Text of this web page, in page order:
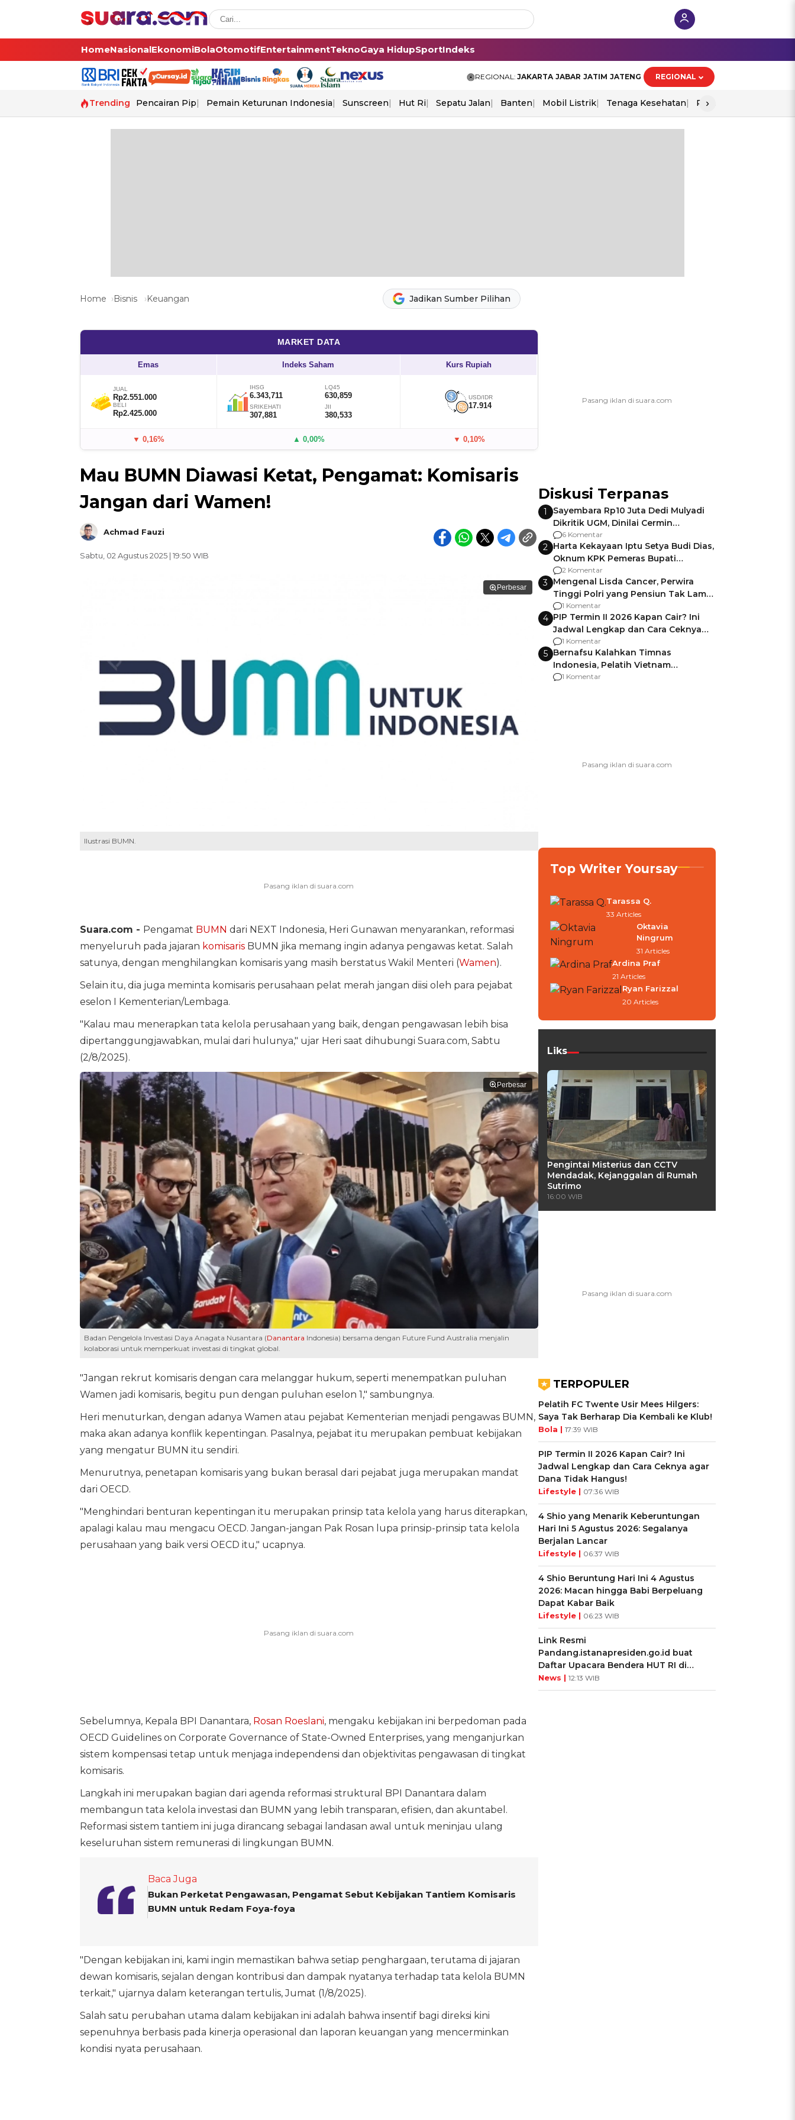
HomeNasionalEkonomiBolaOtomotifEntertainmentTeknoGaya HidupSportIndeks
REGIONAL: JAKARTA JABAR JATIM JATENG REGIONAL
Trending Pencairan Pip Pemain Keturunan Indonesia Sunscreen Hut Ri Sepatu Jalan Banten Mobil Listrik Tenaga Kesehatan Perang As-Iran
›
Home Bisnis Keuangan Jadikan Sumber Pilihan
MARKET DATA
Emas Indeks Saham Kurs Rupiah
JUAL
Rp2.551.000
BELI
Rp2.425.000
IHSG
6.343,711
LQ45
630,859
SRIKEHATI
307,881
JII
380,533
USD/IDR
17.914
▼ 0,16% ▲ 0,00% ▼ 0,10%
Mau BUMN Diawasi Ketat, Pengamat: Komisaris
Jangan dari Wamen!
Achmad Fauzi
Sabtu, 02 Agustus 2025 | 19:50 WIB
Perbesar
Ilustrasi BUMN.
Suara.com - Pengamat BUMN dari NEXT Indonesia, Heri Gunawan menyarankan, reformasi
menyeluruh pada jajaran komisarisBUMN jika memang ingin adanya pengawas ketat. Salah
satunya, dengan menghilangkan komisaris yang masih berstatus Wakil Menteri (Wamen).
Selain itu, dia juga meminta komisaris perusahaan pelat merah jangan diisi oleh para pejabat
eselon I Kementerian/Lembaga.
"Kalau mau menerapkan tata kelola perusahaan yang baik, dengan pengawasan lebih bisa
dipertanggungjawabkan, mulai dari hulunya," ujar Heri saat dihubungi Suara.com, Sabtu
(2/8/2025).
Perbesar
Badan Pengelola Investasi Daya Anagata Nusantara (Danantara Indonesia) bersama dengan Future Fund Australia menjalin
kolaborasi untuk memperkuat investasi di tingkat global.
"Jangan rekrut komisaris dengan cara melanggar hukum, seperti menempatkan puluhan
Wamen jadi komisaris, begitu pun dengan puluhan eselon 1," sambungnya.
Heri menuturkan, dengan adanya Wamen atau pejabat Kementerian menjadi pengawas BUMN,
maka akan adanya konflik kepentingan. Pasalnya, pejabat itu merupakan pembuat kebijakan
yang mengatur BUMN itu sendiri.
Menurutnya, penetapan komisaris yang bukan berasal dari pejabat juga merupakan mandat
dari OECD.
"Menghindari benturan kepentingan itu merupakan prinsip tata kelola yang harus diterapkan,
apalagi kalau mau mengacu OECD. Jangan-jangan Pak Rosan lupa prinsip-prinsip tata kelola
perusahaan yang baik versi OECD itu," ucapnya.
Sebelumnya, Kepala BPI Danantara, Rosan Roeslani, mengaku kebijakan ini berpedoman pada
OECD Guidelines on Corporate Governance of State-Owned Enterprises, yang menganjurkan
sistem kompensasi tetap untuk menjaga independensi dan objektivitas pengawasan di tingkat
komisaris.
Langkah ini merupakan bagian dari agenda reformasi struktural BPI Danantara dalam
membangun tata kelola investasi dan BUMN yang lebih transparan, efisien, dan akuntabel.
Reformasi sistem tantiem ini juga dirancang sebagai landasan awal untuk meninjau ulang
keseluruhan sistem remunerasi di lingkungan BUMN.
Baca Juga
Bukan Perketat Pengawasan, Pengamat Sebut Kebijakan Tantiem Komisaris
BUMN untuk Redam Foya-foya
"Dengan kebijakan ini, kami ingin memastikan bahwa setiap penghargaan, terutama di jajaran
dewan komisaris, sejalan dengan kontribusi dan dampak nyatanya terhadap tata kelola BUMN
terkait," ujarnya dalam keterangan tertulis, Jumat (1/8/2025).
Salah satu perubahan utama dalam kebijakan ini adalah bahwa insentif bagi direksi kini
sepenuhnya berbasis pada kinerja operasional dan laporan keuangan yang mencerminkan
kondisi nyata perusahaan.
Diskusi Terpanas
1
Sayembara Rp10 Juta Dedi Mulyadi
Dikritik UGM, Dinilai Cermin
Gagalnya Negara Jamin Keamanan
6 Komentar
2 Harta Kekayaan Iptu Setya Budi Dias,
Oknum KPK Pemeras Bupati
Pemalang
2 Komentar
3 Mengenal Lisda Cancer, Perwira
Tinggi Polri yang Pensiun Tak Lama
Usai Jadi Brigjen
1 Komentar
4 PIP Termin II 2026 Kapan Cair? Ini
Jadwal Lengkap dan Cara Ceknya
agar Dana Tidak Hangus!
1 Komentar
5 Bernafsu Kalahkan Timnas
Indonesia, Pelatih Vietnam
Berencana Pakai Jimat di Pakansari
1 Komentar
Top Writer Yoursay
Tarassa Q.
33 Articles
Oktavia
Ningrum
31 Articles
Ardina Praf
21 Articles
Ryan Farizzal
20 Articles
Liks
Pengintai Misterius dan CCTV
Mendadak, Kejanggalan di Rumah
Sutrimo
16:00 WIB
TERPOPULER
Pelatih FC Twente Usir Mees Hilgers:
Saya Tak Berharap Dia Kembali ke Klub!
Bola | 17:39 WIB
PIP Termin II 2026 Kapan Cair? Ini
Jadwal Lengkap dan Cara Ceknya agar
Dana Tidak Hangus!
Lifestyle | 07:36 WIB
4 Shio yang Menarik Keberuntungan
Hari Ini 5 Agustus 2026: Segalanya
Berjalan Lancar
Lifestyle | 06:37 WIB
4 Shio Beruntung Hari Ini 4 Agustus
2026: Macan hingga Babi Berpeluang
Dapat Kabar Baik
Lifestyle | 06:23 WIB
Link Resmi
Pandang.istanapresiden.go.id buat
Daftar Upacara Bendera HUT RI di
Istana Negara
News | 12:13 WIB